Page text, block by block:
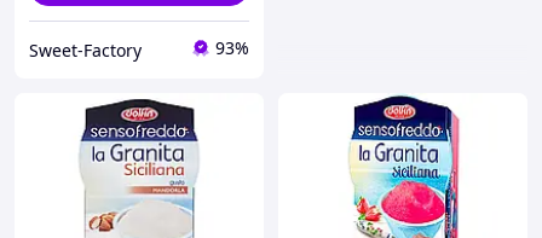
Sweet-Factory 93%